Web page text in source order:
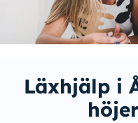
Läxhjälp i